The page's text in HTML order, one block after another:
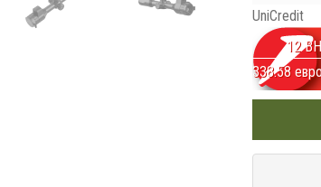
UniCredit
12
338.58